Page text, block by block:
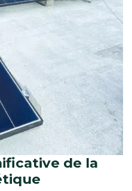
de la